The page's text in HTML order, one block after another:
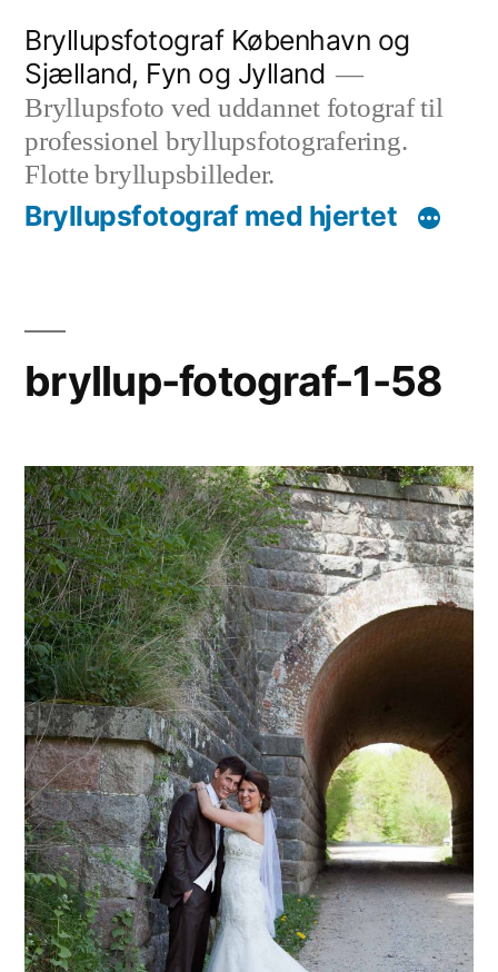
indhold
Bryllupsfotograf København og
Sjælland, Fyn og Jylland
Bryllupsfoto ved uddannet fotograf til
professionel bryllupsfotografering.
Flotte bryllupsbilleder.
Bryllupsfotograf med hjertet
bryllup-fotograf-1-58